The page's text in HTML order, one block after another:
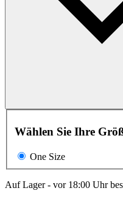
Wählen Sie Ihre
One Size
Auf Lager - vor 18:00 Uhr